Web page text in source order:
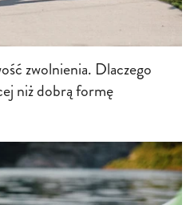
zwolnienia. Dlaczego
niż dobrą formę